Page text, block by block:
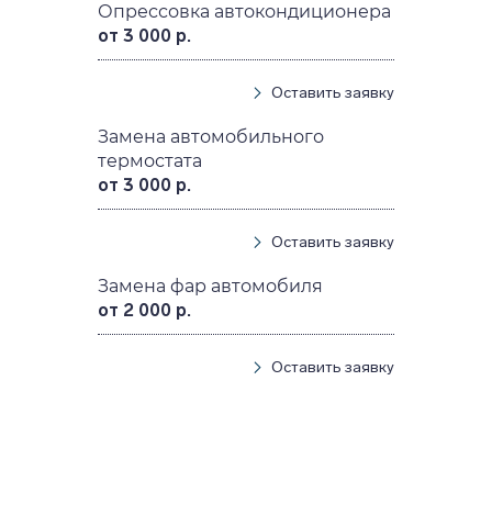
Опрессовка автокондиционера
от 3 000 р.
Оставить заявку
Замена автомобильного
термостата
от 3 000 р.
Оставить заявку
Замена фар автомобиля
от 2 000 р.
Оставить заявку